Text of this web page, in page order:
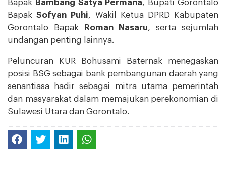
Bapak Bambang Satya Permana, Bupati Gorontalo
BapakSofyan Puhi, Wakil Ketua DPRD Kabupaten
Gorontalo Bapak
Roman Nasaru, serta sejumlah
undangan penting lainnya.
Peluncuran KUR Bohusami Baternak menegaskan
posisi BSG sebagai bank pembangunan daerah yang
senantiasa hadir sebagai mitra utama pemerintah
dan masyarakat dalam memajukan perekonomian di
Sulawesi Utara dan Gorontalo.